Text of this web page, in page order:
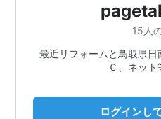
15人
最近リフォームと鳥取県
Ｃ、ネット
ログインし